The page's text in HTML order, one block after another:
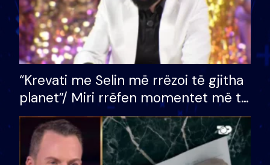
“Krevati me Selin më rrëzoi të gjitha
planet”/ Miri rrëfen momentet më të
bukura në shtëpinë e BB VIP: Do më
mungojë zilja e mëngjesit kur…